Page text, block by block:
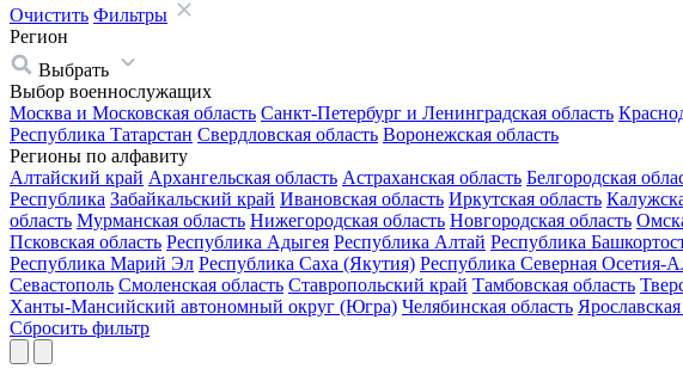
Очистить Фильтры
Регион
Выбрать
Выбор военнослужащих
Москва и Московская область Санкт-Петербург и Ленинградская область
Республика Татарстан Свердловская область Воронежская область
Регионы по алфавиту
Алтайский край Архангельская область Астраханская область Белгородская
Республика Забайкальский край Ивановская область Иркутская область
область Мурманская область Нижегородская область Новгородская область
Псковская область Республика Адыгея Республика Алтай Республика
Республика Марий Эл Республика Саха (Якутия) Республика Северная Осетия-
Севастополь Смоленская область Ставропольский край Тамбовская область
Ханты-Мансийский автономный округ (Югра) Челябинская область
Сбросить фильтр